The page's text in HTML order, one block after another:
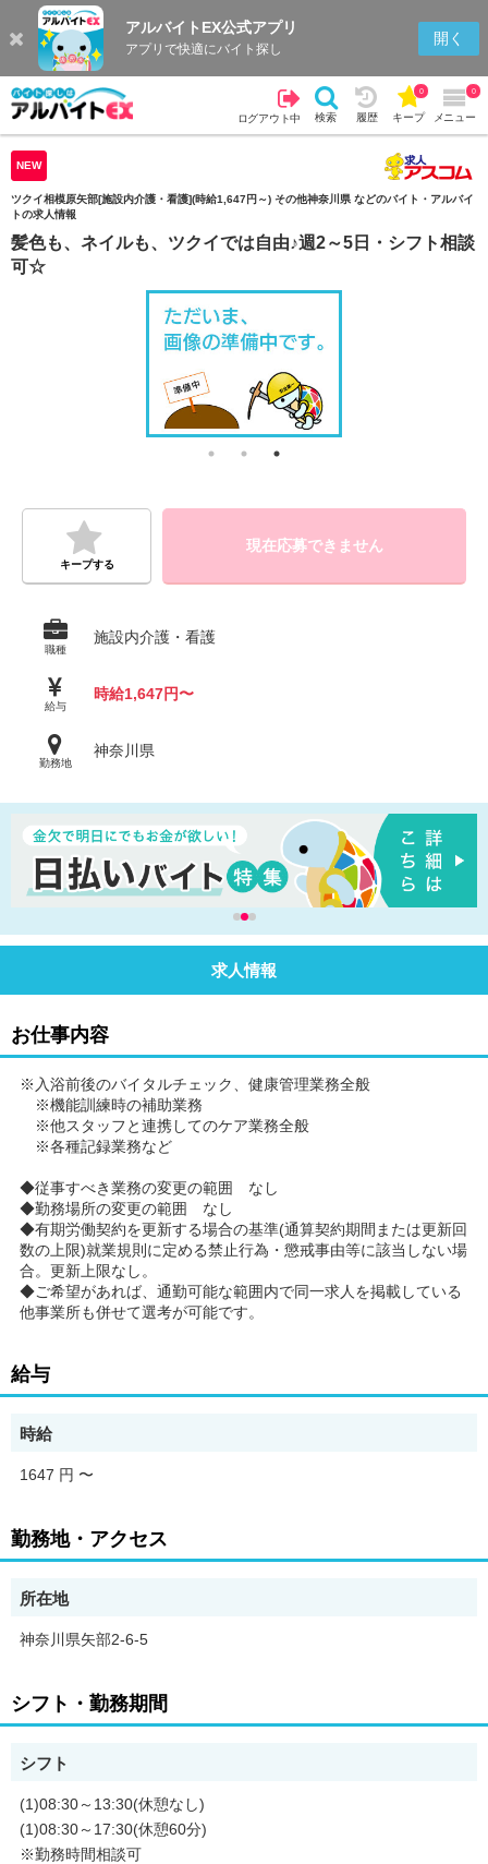
アルバイトEX公式アプリ
アプリで快適にバイト探し
開く
ログアウト中 検索 履歴 キープ
0
メニュー
0
検索 履歴
NEW
ツクイ相模原矢部[施設内介護・看護](時給1,647円～) その他神奈川県 などのバイト・アルバイ
トの求人情報
髪色も、ネイルも、ツクイでは自由♪週2～5日・シフト相談
可☆
キープする
現在応募できません
職種
施設内介護・看護
給与
時給1,647円〜
勤務地
神奈川県
求人情報
お仕事内容
※入浴前後のバイタルチェック、健康管理業務全般
※機能訓練時の補助業務
※他スタッフと連携してのケア業務全般
※各種記録業務など
◆従事すべき業務の変更の範囲 なし
◆勤務場所の変更の範囲 なし
◆有期労働契約を更新する場合の基準(通算契約期間または更新回
数の上限)就業規則に定める禁止行為・懲戒事由等に該当しない場
合。更新上限なし。
◆ご希望があれば、通勤可能な範囲内で同一求人を掲載している
他事業所も併せて選考が可能です。
給与
時給
1647 円 〜
勤務地・アクセス
所在地
神奈川県矢部2-6-5
シフト・勤務期間
シフト
(1)08:30～13:30(休憩なし)
(1)08:30～17:30(休憩60分)
※勤務時間相談可